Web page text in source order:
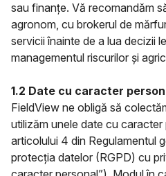
sau finanțe. Vă recomandăm
agronom, cu brokerul de
servicii înainte de a lua decizii
managementul riscurilor și
1.2 Date cu caracter
FieldView ne obligă să
utilizăm unele date cu caracter
articolului 4 din Regulamentul
protecția datelor (RGPD) cu